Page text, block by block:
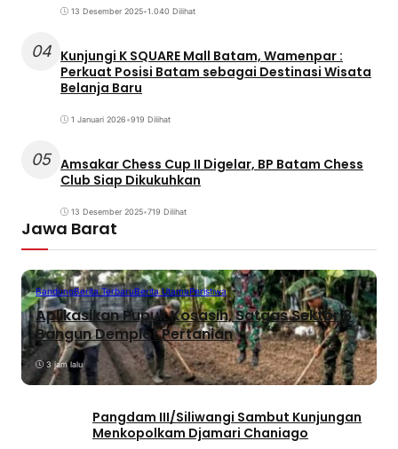
13 Desember 2025•1.040 Dilihat
04 Kunjungi K SQUARE Mall Batam, Wamenpar :
Perkuat Posisi Batam sebagai Destinasi Wisata
Belanja Baru
1 Januari 2026•919 Dilihat
05 Amsakar Chess Cup II Digelar, BP Batam Chess
Club Siap Dikukuhkan
13 Desember 2025•719 Dilihat
Jawa Barat
BandungBerita TerbaruBerita UtamaPeristiwa
Aplikasikan Pupuk Kosasih, Satgas Sektor 8
Bangun Demplot Pertanian
3 jam lalu
Pangdam III/Siliwangi Sambut Kunjungan
Menkopolkam Djamari Chaniago